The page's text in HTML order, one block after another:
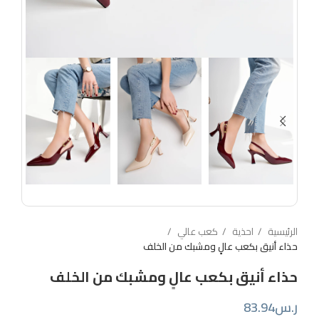
الرئيسية احذية
كعب عالي
حذاء أنيق بكعب عالٍ ومشبك من الخلف
حذاء أنيق بكعب عالٍ ومشبك من الخلف
ر.س83.94